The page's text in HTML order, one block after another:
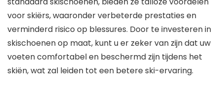
voor skiërs, waaronder verbeterde prestaties en
verminderd risico op blessures. Door te investeren in
skischoenen op maat, kunt u er zeker van zijn dat uw
voeten comfortabel en beschermd zijn tijdens het
skiën, wat zal leiden tot een betere ski-ervaring.